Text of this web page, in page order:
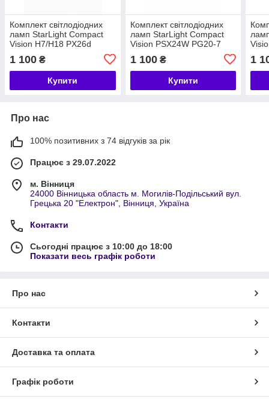
Комплект світлодіодних
ламп StarLight Compact
Vision H7/H18 PX26d
охолодження)
1 100 ₴
Купити
Комплект світлодіодних
ламп StarLight Compact
Vision PSX24W PG20-7
6000K 12/24 V (пасивне
охолодження)
1 100₴
Купити
1
Про нас
100% позитивних з 74 відгуків за рік
Працює з 29.07.2022
м. Вінниця
24000 Вінницька область м. Могилів-Подільський вул.
Грецька 20 "Електрон", Вінниця, Україна
Контакти
Сьогодні працює з 10:00 до 18:00
Показати весь графік роботи
Про нас
Контакти
Доставка та оплата
Графік роботи